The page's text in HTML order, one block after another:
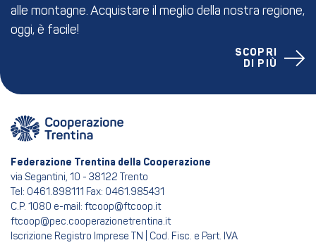
alle montagne. Acquistare il meglio della nostra regione,
oggi, è facile!
SCOPRI
DI PIÙ
Federazione Trentina della Cooperazione
via Segantini, 10 - 38122 Trento
Tel: 0461.898111 Fax: 0461.985431
C.P. 1080 e-mail: ftcoop@ftcoop.it
ftcoop@pec.cooperazionetrentina.it
Iscrizione Registro Imprese TN | Cod. Fisc. e Part. IVA